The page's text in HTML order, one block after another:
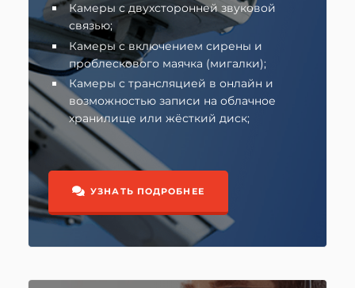
Камеры с двухсторонней звуковой
связью;
Камеры с включением сирены и
проблескового маячка (мигалки);
Камеры с трансляцией в онлайн и
возможностью записи на облачное
хранилище или жёсткий диск;
УЗНАТЬ ПОДРОБНЕЕ